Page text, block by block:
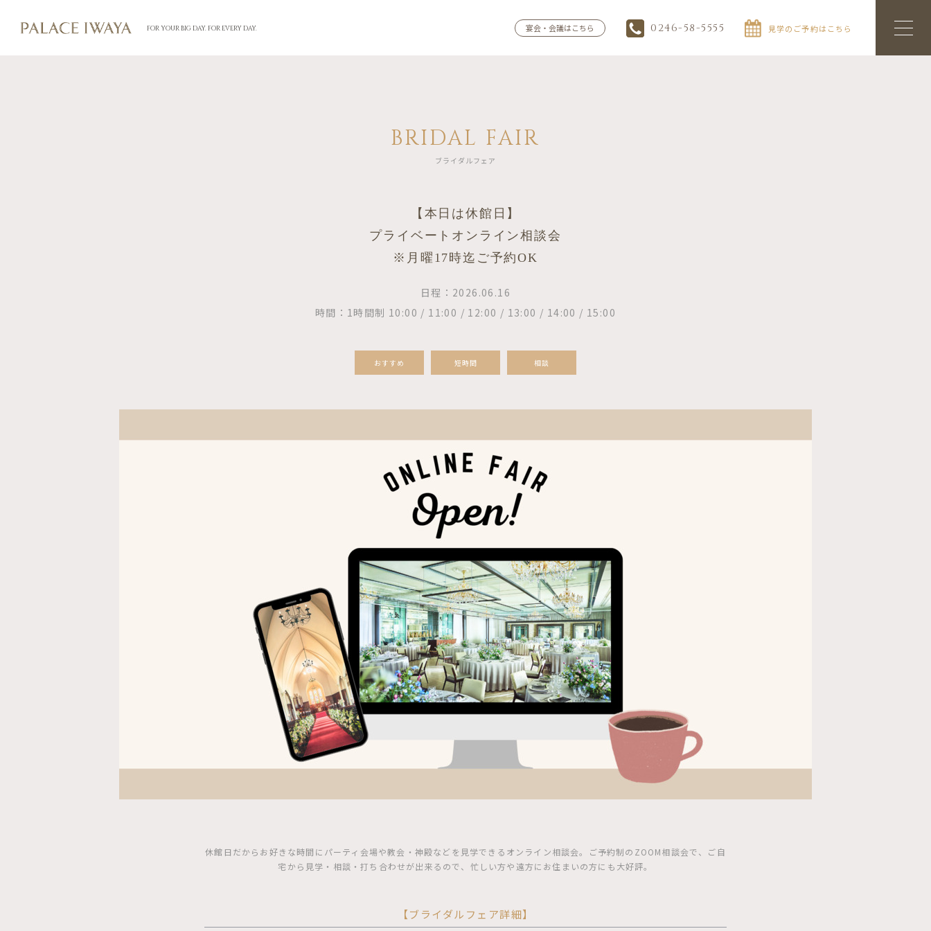
FOR YOUR BIG DAY. FOR EVERY DAY. 宴会・会議はこちら 0246-58-5555 見学のご予約はこちら
BRIDAL FAIR
ブライダルフェア
【本日は休館日】
プライベートオンライン相談会
※月曜17時迄ご予約OK
日程：2026.06.16
時間：1時間制 10:00 / 11:00 / 12:00 / 13:00 / 14:00 / 15:00
おすすめ 短時間 相談
休館日だからお好きな時間にパーティ会場や教会・神殿などを見学できるオンライン相談会。ご予約制のZOOM相談会で、ご自
宅から見学・相談・打ち合わせが出来るので、忙しい方や遠方にお住まいの方にも大好評。
【ブライダルフェア詳細】